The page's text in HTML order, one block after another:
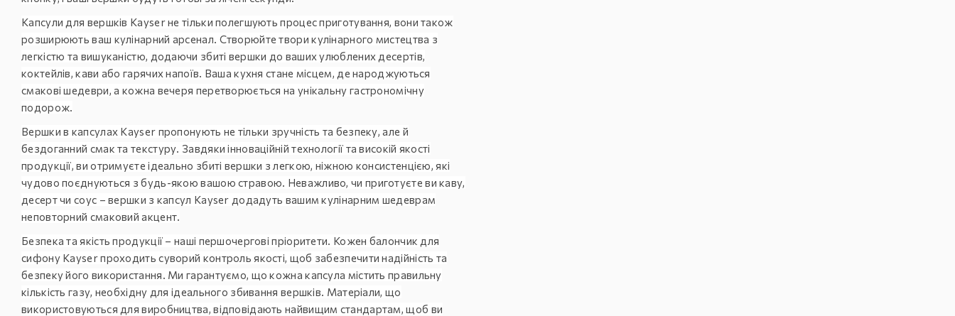
Капсули для вершків Kayser не тільки полегшують процес приготування, вони також
розширюють ваш кулінарний арсенал. Створюйте твори кулінарного мистецтва з
легкістю та вишуканістю, додаючи збиті вершки до ваших улюблених десертів,
коктейлів, кави або гарячих напоїв. Ваша кухня стане місцем, де народжуються
смакові шедеври, а кожна вечеря перетворюється на унікальну гастрономічну
подорож.
Вершки в капсулах Kayser пропонують не тільки зручність та безпеку, але й
бездоганний смак та текстуру. Завдяки інноваційній технології та високій якості
продукції, ви отримуєте ідеально збиті вершки з легкою, ніжною консистенцією, які
чудово поєднуються з будь-якою вашою стравою. Неважливо, чи приготуєте ви каву,
десерт чи соус – вершки з капсул Kayser додадуть вашим кулінарним шедеврам
неповторний смаковий акцент.
Безпека та якість продукції – наші першочергові пріоритети. Кожен балончик для
сифону Kayser проходить суворий контроль якості, щоб забезпечити надійність та
безпеку його використання. Ми гарантуємо, що кожна капсула містить правильну
кількість газу, необхідну для ідеального збивання вершків. Матеріали, що
використовуються для виробництва, відповідають найвищим стандартам, щоб ви